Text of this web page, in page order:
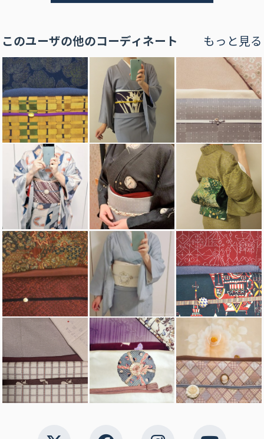
このユーザの他のコーディネート もっと見る